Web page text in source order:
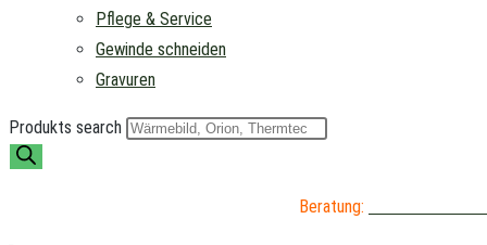
Pflege & Service
Gewinde schneiden
Gravuren
Produkts search
Beratung: